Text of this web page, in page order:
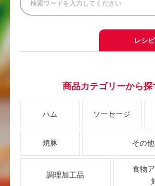
レシ
商品カテゴリーから探
ハム ソーセージ
焼豚 その他
調理加工品
食物